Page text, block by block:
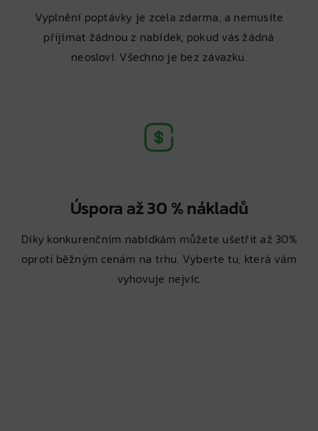
Vyplnění poptávky je zcela zdarma, a nemusíte
přijímat žádnou z nabídek, pokud vás žádná
neosloví. Všechno je bez závazku.
Úspora až 30 % nákladů
Díky konkurenčním nabídkám můžete ušetřit až 30%
oproti běžným cenám na trhu. Vyberte tu, která vám
vyhovuje nejvíc.